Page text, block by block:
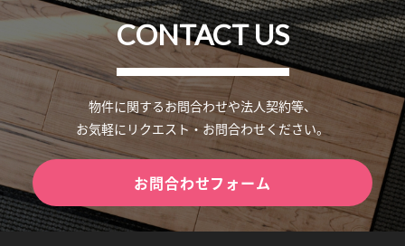
CONTACT US
物件に関するお問合わせや法人契約等、
お気軽にリクエスト・お問合わせください。
お問合わせフォーム